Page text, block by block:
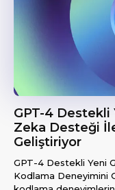
GPT-4 Destekli
Zeka Desteği
Geliştiriyor
GPT-4 Destekli Yeni
Kodlama Deneyimini Geliştiriyor